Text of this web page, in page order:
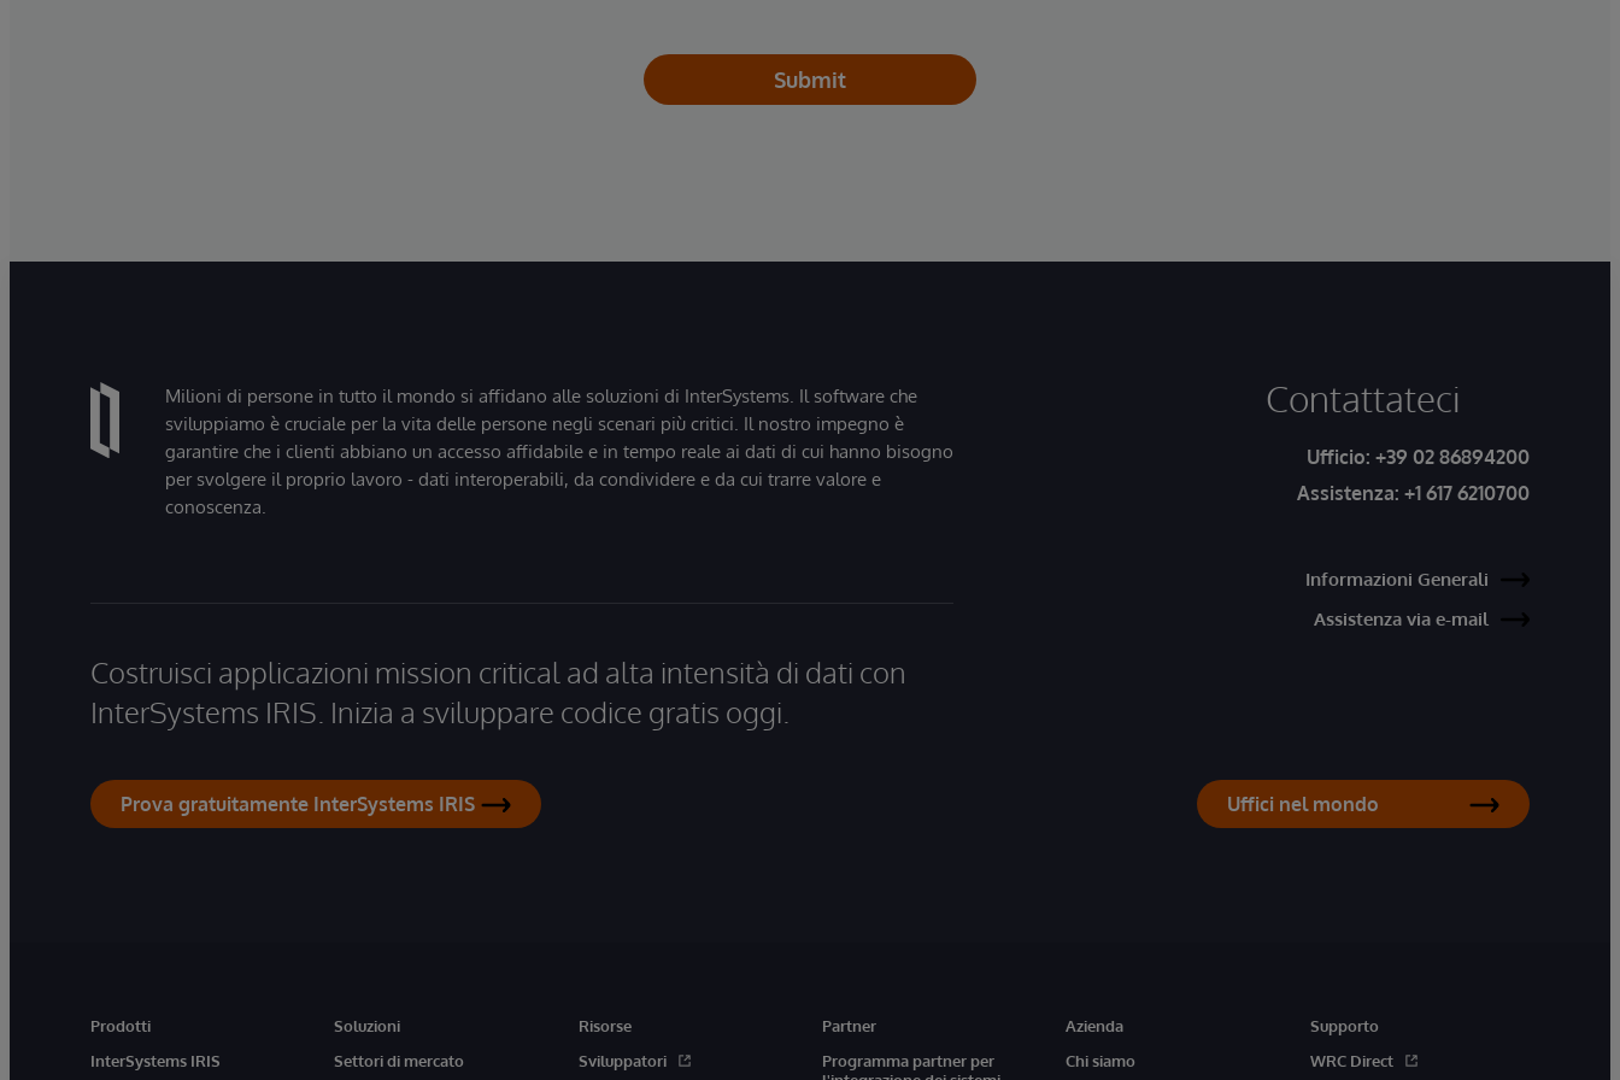
Submit
Milioni di persone in tutto il mondo si affidano alle soluzioni di InterSystems. Il software che
sviluppiamo è cruciale per la vita delle persone negli scenari più critici. Il nostro impegno è
garantire che i clienti abbiano un accesso affidabile e in tempo reale ai dati di cui hanno bisogno
per svolgere il proprio lavoro - dati interoperabili, da condividere e da cui trarre valore e
conoscenza.
Costruisci applicazioni mission critical ad alta intensità di dati con
InterSystems IRIS. Inizia a sviluppare codice gratis oggi.
Prova gratuitamente InterSystems IRIS
Contattateci
Ufficio: +39 02 86894200
Assistenza: +1 617 6210700
Informazioni Generali
Assistenza via e-mail
Uffici nel mondo
Prodotti
InterSystems IRIS
Soluzioni
Settori di mercato
Risorse
Sviluppatori
Partner
Programma partner per
Azienda
Chi siamo
Supporto
WRC Direct